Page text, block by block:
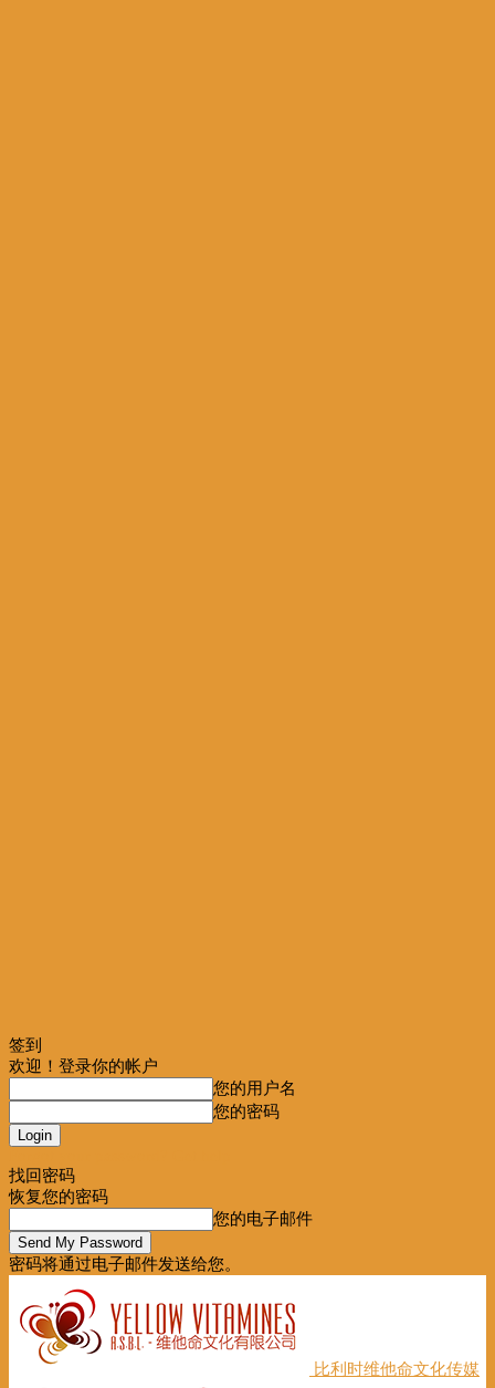
签到
欢迎！登录你的帐户
您的用户名
您的密码
找回密码
恢复您的密码
您的电子邮件
密码将通过电子邮件发送给您。
比利时维他命文化传媒